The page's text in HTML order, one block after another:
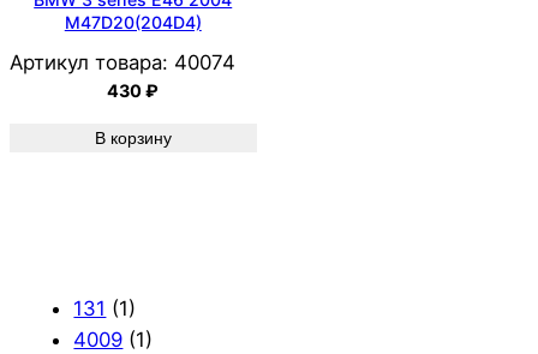
M47D20(204D4)
Артикул товара: 40074
430₽
В корзину
131 (1)
4009 (1)